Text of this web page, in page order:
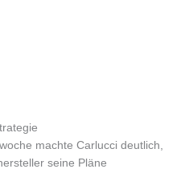
machte Carlucci deutlich,
seine Pläne